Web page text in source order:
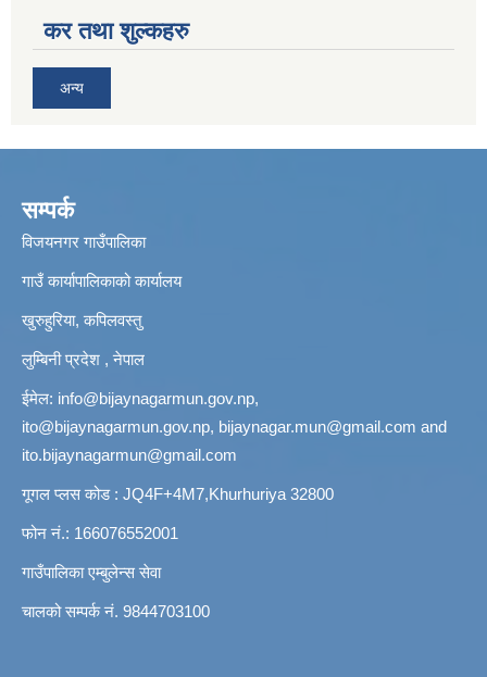
कर तथा शुल्कहरु
अन्य
सम्पर्क
विजयनगर गाउँपालिका
गाउँ कार्यापालिकाको कार्यालय
खुरुहुरिया, कपिलवस्तु
लुम्बिनी प्रदेश , नेपाल
ईमेल: info@bijaynagarmun.gov.np,
ito@bijaynagarmun.gov.np, bijaynagar.mun@gmail.com and
ito.bijaynagarmun@gmail.com
गूगल प्लस कोड : JQ4F+4M7,Khurhuriya 32800
फोन नं.: 166076552001
गाउँपालिका एम्बुलेन्स सेवा
चालको सम्पर्क नं. 9844703100